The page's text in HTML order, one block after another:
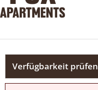
Verfügbarkeit prüfen